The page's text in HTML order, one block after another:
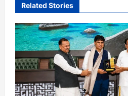
Related Stories